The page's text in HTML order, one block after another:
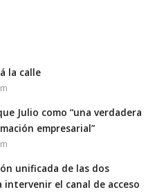
la calle
Julio como “una verdadera
empresarial”
unificada de las dos
intervenir el canal de acceso